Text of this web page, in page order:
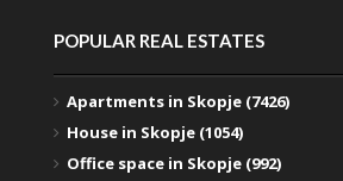
POPULAR REAL ESTATES
Apartments in Skopje (7426)
House in Skopje (1054)
Office space in Skopje (992)